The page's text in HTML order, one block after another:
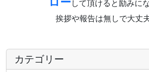
して頂けると励みに
挨拶や報告は無しで大丈
カテゴリー